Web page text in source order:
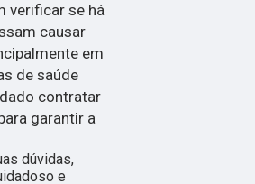
verificar se há
causar
em
de saúde
contratar
garantir a
dúvidas,
e